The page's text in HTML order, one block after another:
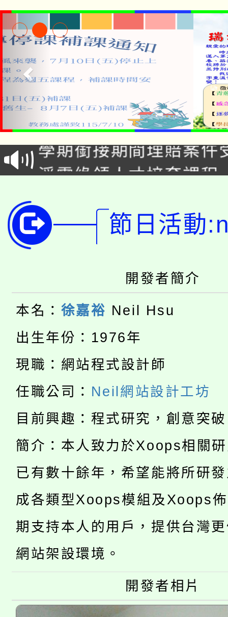
115年食農教育專業人
程
學期銜接期間理賠案件
學籍身 分審查程序及
版
淨零綠領人才培育課程
代理(課)教師甄選結果(
「2026金融保險知識
車」活動
桃園市115學年度學生
生本土語及新住民語歌
公告本校115學年度第
代理(課)教師甄選結果(
公告本校115學年度第
代理(課)教師甄選結果(
轉知中國文化大學推廣
程，歡迎學生輔導中心
心理、諮商輔導、社會
系所師生報名參加。
轉知苗栗縣政府辦理
縣市「校園短影音徵選
踴躍報名參加。
115年食農教育專業人
程
學期銜接期間理賠案件
學籍身 分審查程序及
版
淨零綠領人才培育課程
公告本校115學年度第
代理(課)教師甄選結果(
「2026金融保險知識
車」活動
桃園市115學年度學生
生本土語及新住民語歌
公告本校115學年度第
代理(課)教師甄選結果(
公告本校115學年度第
代理(課)教師甄選結果
轉知中國文化大學推廣
《TA101》溝通分析基
轉知苗栗縣政府辦理
節日活動
開發者簡介
本名： 徐嘉裕 Neil Hsu
出生年份：1976年
現職：網站程式設計師
任職公司： Neil網站設計工坊
目前興趣：程式研究，創意突
簡介：本人致力於Xoops相關
已有數十餘年，希望能將所研
成各類型Xoops模組及Xoops
期支持本人的用戶，提供台灣
網站架設環境。
開發者相片